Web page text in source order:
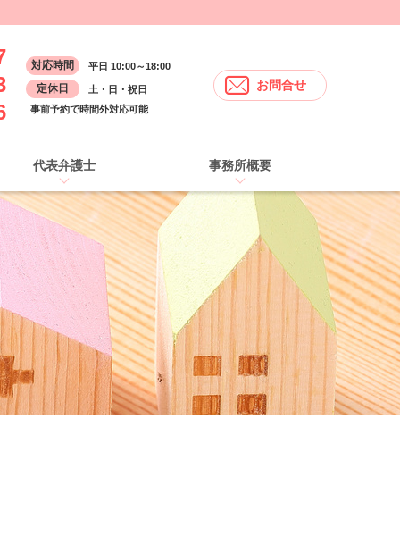
対応時間 平日 10:00～18:00
定休日
土・日・祝日
事前予約で時間外対応可能
お問合せ
代表弁護士 事務所概要